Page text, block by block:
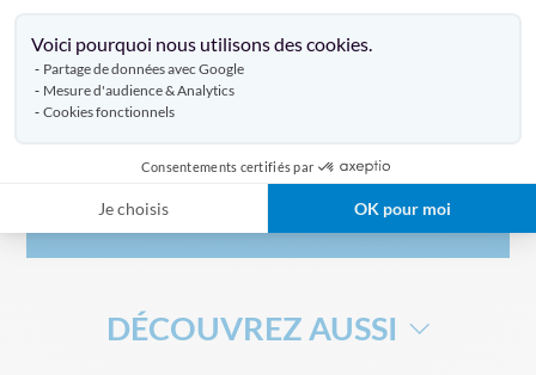
Voici pourquoi nous utilisons des cookies.
Partage de données avec Google
Mesure d'audience & Analytics
Cookies fonctionnels
Consentements certifiés par
Je choisis OK pour moi
Caractéristiques
Livraison
Avis clients
DÉCOUVREZ AUSSI